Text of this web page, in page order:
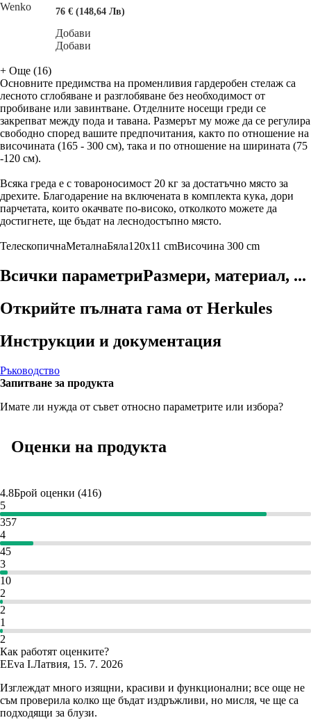
76 € (148,64 Лв)
Добави
Добави
+ Още (16)
Основните предимства на променливия гардеробен стелаж са
лесното сглобяване и разглобяване без необходимост от
пробиване или завинтване. Отделните носещи греди се
закрепват между пода и тавана. Размерът му може да се регулира
свободно според вашите предпочитания, както по отношение на
височината (165 - 300 см), така и по отношение на ширината (75
-120 см).
Всяка греда е с товароносимост 20 кг за достатъчно място за
дрехите. Благодарение на включената в комплекта кука, дори
парчетата, които окачвате по-високо, отколкото можете да
достигнете, ще бъдат на леснодостъпно място.
ТелескопичнаМеталнаБяла120x11 cmВисочина 300 cm
Всички параметриРазмери, материал, ...
Открийте пълната гама от Herkules
Инструкции и документация
Ръководство
Запитване за продукта
Имате ли нужда от съвет относно параметрите или избора?
Оценки на продукта
4.8Брой оценки (416)
5
357
4
45
3
10
2
2
1
2
Как работят оценките?
EEva I.Латвия, 15. 7. 2026
Изглеждат много изящни, красиви и функционални; все още не
съм проверила колко ще бъдат издръжливи, но мисля, че ще са
подходящи за блузи.